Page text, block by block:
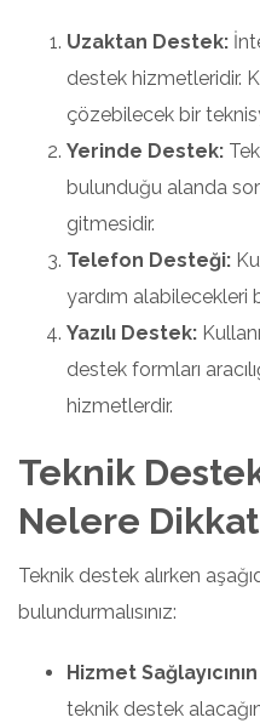
Uzaktan Destek:
destek hizmetleridir.
çözebilecek bir
Yerinde Destek:
bulunduğu alanda
gitmesidir.
Telefon Desteği:
yardım alabilecekleri
Yazılı Destek:
destek formları
hizmetlerdir.
Teknik
Nelere
Teknik destek alırken
bulundurmalısınız:
Hizmet
teknik destek